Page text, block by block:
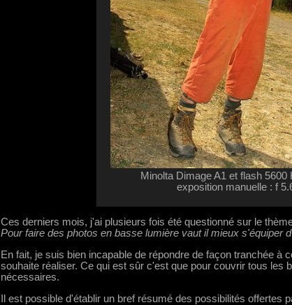
Minolta Dimage A1 et flash 5600
exposition manuelle : f
Ces derniers mois, j'ai plusieurs fois été questionné sur le
Pour faire des photos en basse lumière vaut il mieux s'équiper
En fait, je suis bien incapable de répondre de façon tranchée à
souhaite réaliser. Ce qui est sûr c'est que pour couvrir tous les
nécessaires.
Il est possible d'établir un bref résumé des possibilités offertes